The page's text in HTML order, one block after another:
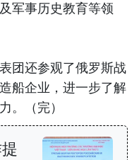
军事历史教育等领
团还参观了俄罗斯战
船企业，进一步了解
。（完）